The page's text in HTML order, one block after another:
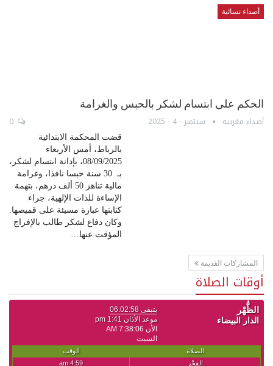
أصداء نسائية
الحكم على ابتسام لشكر بالحبس والغرامة
أصداء مغربية سبتمبر - 4 - 2025
قضت المحكمة الابتدائية
بالرباط، أمس الأربعاء
08/09/2025، بإدانة ابتسام لشكر،
بـ 30 سنة حبسا نافذا، وغرامة
مالية تناهز 50 ألف درهم، بتهمة
الإساءة للذات الإلهية، جراء
كتابتها عبارة مسيئة على قميصها.
وكان دفاع لشكر طالب بالإفراج
المؤقت عنها…
المشاركات القديمة
أوقات الصلاة